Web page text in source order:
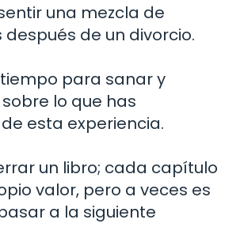
una mezcla de
de un divorcio.
para sanar y
lo que has
esta experiencia.
un libro; cada capítulo
valor, pero a veces es
a la siguiente